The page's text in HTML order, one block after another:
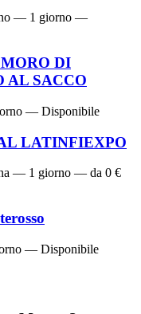
— 1 giorno —
DI
AL SACCO
— Disponibile
LATINFIEXPO
— 1 giorno — da 0 €
— Disponibile